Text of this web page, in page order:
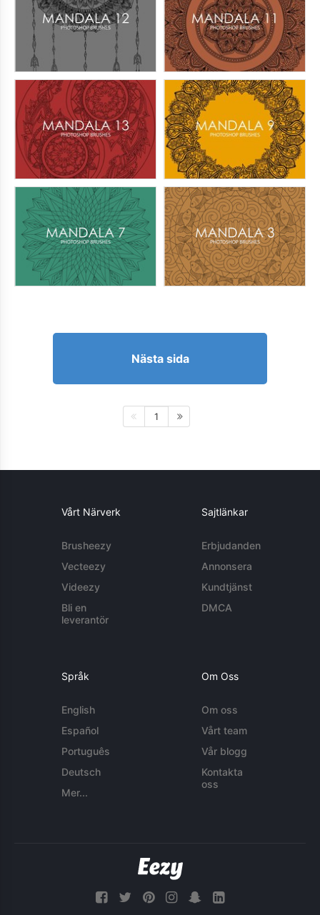
Nästa sida
1
Vårt Närverk
Brusheezy
Vecteezy
Videezy
Bli en
leverantör
Sajtlänkar
Erbjudanden
Annonsera
Kundtjänst
DMCA
Språk
English
Español
Português
Deutsch
Mer...
Om Oss
Om oss
Vårt team
Vår blogg
Kontakta
oss